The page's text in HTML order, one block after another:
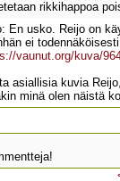
rikkihappoa
En usko. Reijo on
ei
vaunut.org/kuva/
asiallisia kuvia
minä olen näistä